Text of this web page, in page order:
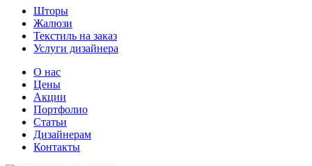
Шторы
Жалюзи
Текстиль на заказ
Услуги дизайнера
О нас
Цены
Акции
Портфолио
Статьи
Дизайнерам
Контакты